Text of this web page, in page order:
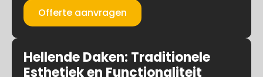
Offerte aanvragen
Hellende Daken: Traditionele
Esthetiek en Functionaliteit